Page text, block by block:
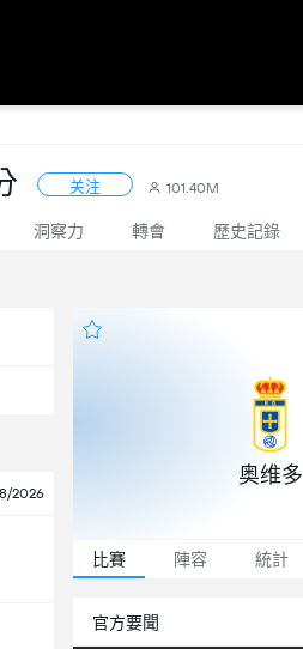
关注 101.40M
洞察力 轉會 歷史記錄
2026
奥维多
比賽 陣容 統計
官方要聞